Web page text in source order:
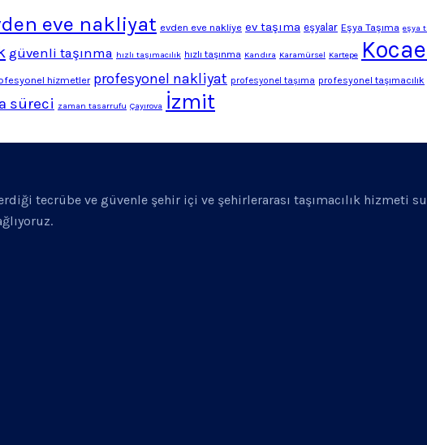
eve nakliyat evden eve nakliye ev taşıma eşyalar Eşya Taşıma eşya
güvenli taşınma hızlı taşımacılık hızlı taşınma Kandıra Karamürsel Kartepe
hizmetler profesyonel nakliyat profesyonel taşıma profesyonel taşımacılık
süreci zaman tasarrufu Çayırova İzmit
tecrübe ve güvenle şehir içi ve şehirlerarası taşımacılık